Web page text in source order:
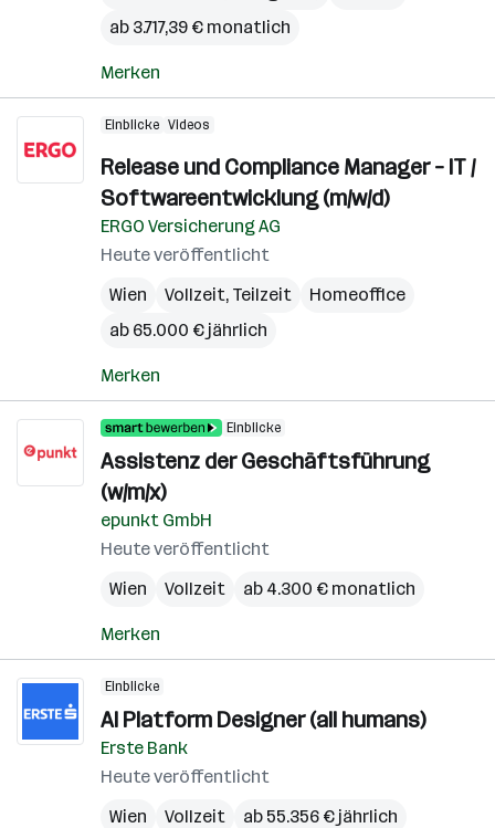
ab 3.717,39 € monatlich
Merken
Einblicke Videos
Release und Compliance Manager – IT /
Softwareentwicklung (m/w/d)
ERGO Versicherung AG
Heute veröffentlicht
Wien
Vollzeit, Teilzeit
Homeoffice
ab 65.000 € jährlich
Merken
Einblicke
Assistenz der Geschäftsführung
(w/m/x)
epunkt GmbH
Heute veröffentlicht
Wien
Vollzeit ab 4.300 € monatlich
Merken
Einblicke
AI Platform Designer (all humans)
Erste Bank
Heute veröffentlicht
Wien
Vollzeit ab 55.356 € jährlich